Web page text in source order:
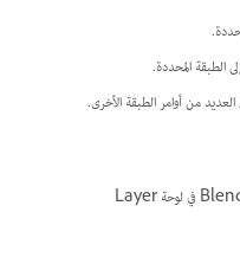
تتوفر خصائص الطبقة، مثل Opacity وBlend Mode في لوحة Layer